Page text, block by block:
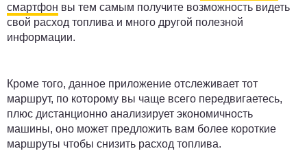
смартфон вы тем самым получите возможность видеть
свой расход топлива и много другой полезной
информации.
Кроме того, данное приложение отслеживает тот
маршрут, по которому вы чаще всего передвигаетесь,
плюс дистанционно анализирует экономичность
машины, оно может предложить вам более короткие
маршруты чтобы снизить расход топлива.